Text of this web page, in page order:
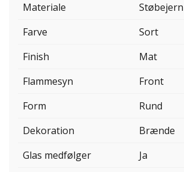
Materiale
Støbejern
Farve
Sort
Finish
Mat
Flammesyn
Front
Form
Rund
Dekoration
Brænde
Glas medfølger
Ja